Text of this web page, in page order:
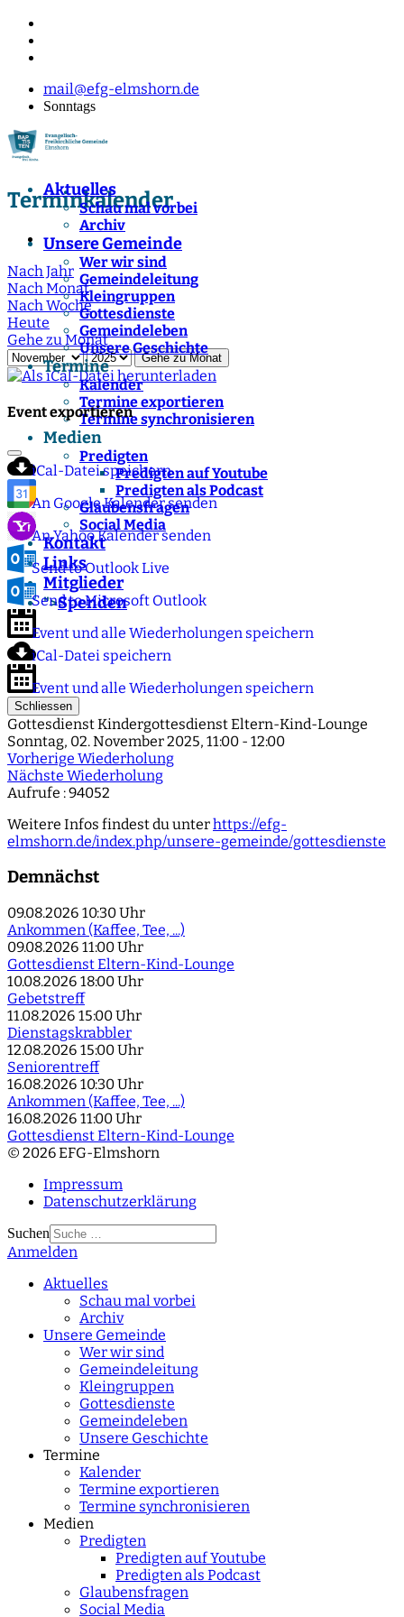
mail@efg-elmshorn.de
Sonntags
Aktuelles
Schau mal vorbei
Archiv
Unsere Gemeinde
Wer wir sind
Gemeindeleitung
Kleingruppen
Gottesdienste
Gemeindeleben
Unsere Geschichte
Termine
Kalender
Termine exportieren
Termine synchronisieren
Medien
Predigten
Predigten auf Youtube
Predigten als Podcast
Glaubensfragen
Social Media
Kontakt
Links
Mitglieder
">Spenden
Terminkalender
Nach Jahr
Nach Monat
Nach Woche
Heute
Gehe zu Monat
Gehe zu Monat
Event exportieren
iCal-Datei speichern
An Google Kalender senden
An Yahoo Kalender senden
Send to Outlook Live
Send to Microsoft Outlook
Event und alle Wiederholungen speichern
iCal-Datei speichern
Event und alle Wiederholungen speichern
Schliessen
Gottesdienst Kindergottesdienst Eltern-Kind-Lounge
Sonntag, 02. November 2025, 11:00 - 12:00
Vorherige Wiederholung
Nächste Wiederholung
Aufrufe : 94052
Weitere Infos findest du unterhttps://efg-
elmshorn.de/index.php/unsere-gemeinde/gottesdienste
Demnächst
09.08.2026 10:30 Uhr
Ankommen (Kaffee, Tee, ...)
09.08.2026 11:00 Uhr
Gottesdienst Eltern-Kind-Lounge
10.08.2026 18:00 Uhr
Gebetstreff
11.08.2026 15:00 Uhr
Dienstagskrabbler
12.08.2026 15:00 Uhr
Seniorentreff
16.08.2026 10:30 Uhr
Ankommen (Kaffee, Tee, ...)
16.08.2026 11:00 Uhr
Gottesdienst Eltern-Kind-Lounge
© 2026 EFG-Elmshorn
Impressum
Datenschutzerklärung
Suchen
Type 2 or more
Anmelden
Aktuelles
Schau mal vorbei
Archiv
Unsere Gemeinde
Wer wir sind
Gemeindeleitung
Kleingruppen
Gottesdienste
Gemeindeleben
Unsere Geschichte
Termine
Kalender
Termine exportieren
Termine synchronisieren
Medien
Predigten
Predigten auf Youtube
Predigten als Podcast
Glaubensfragen
Social Media